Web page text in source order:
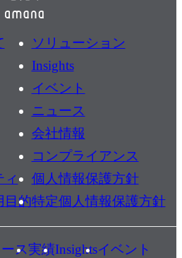
ソリューション
Insights
イベント
ニュース
会社情報
コンプライアンス
個人情報保護方針
目的特定個人情報保護方針
ス実績Insightsイベント